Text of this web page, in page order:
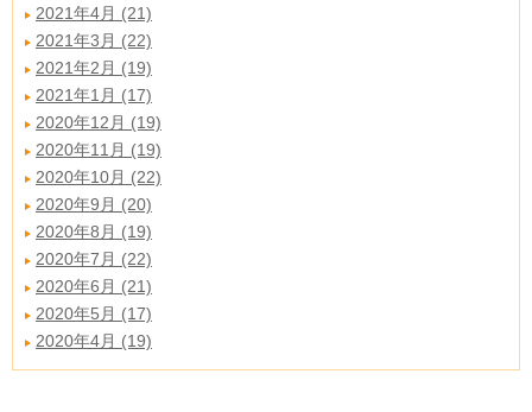
2021年4月 (21)
2021年3月 (22)
2021年2月 (19)
2021年1月 (17)
2020年12月 (19)
2020年11月 (19)
2020年10月 (22)
2020年9月 (20)
2020年8月 (19)
2020年7月 (22)
2020年6月 (21)
2020年5月 (17)
2020年4月 (19)